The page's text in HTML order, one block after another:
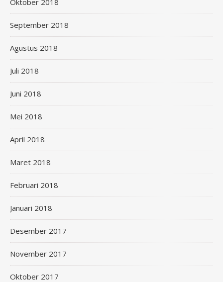
Oktober 2018
September 2018
Agustus 2018
Juli 2018
Juni 2018
Mei 2018
April 2018
Maret 2018
Februari 2018
Januari 2018
Desember 2017
November 2017
Oktober 2017